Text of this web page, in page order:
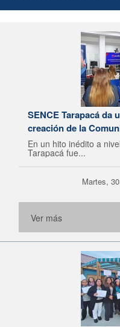
SENCE Tarapacá da
creación de la
En un hito inédito a
Tarapacá fue...
Martes,
Ver más